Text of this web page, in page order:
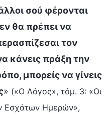
σού φέρονται
θα πρέπει να
τον
κάνεις πράξη την
μπορείς να γίνεις
» («Ο Λόγος», τόμ. 3: «Οι
Εσχάτων Ημερών»,